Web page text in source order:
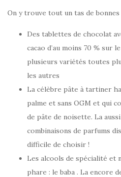
On y trouve tout un tas de
Des tablettes de chocolat
cacao d’au moins 70 % sur
plusieurs variétés toutes
les autres
La célèbre pâte à tartiner
palme et sans OGM et qui
de pâte de noisette. La
combinaisons de parfums
difficile de choisir !
Les alcools de spécialité et
phare : le baba . La encore